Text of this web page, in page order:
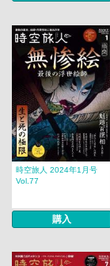
時空旅人 2024年1月号
Vol.77
購入